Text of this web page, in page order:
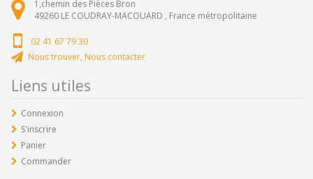
1,chemin des Pièces Bron
49260 LE COUDRAY-MACOUARD , France métropolitaine
02 41 67 79 30
Nous trouver, Nous contacter
Liens utiles
Connexion
S'inscrire
Panier
Commander